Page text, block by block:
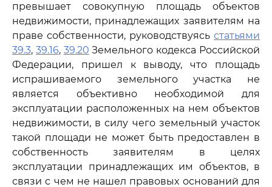
превышает совокупную площадь объектов
недвижимости, принадлежащих заявителям на
праве собственности, руководствуясь статьями
39.3, 39.16, 39.20 Земельного кодекса Российской
Федерации, пришел к выводу, что площадь
испрашиваемого земельного участка не
является объективно необходимой для
эксплуатации расположенных на нем объектов
недвижимости, в силу чего земельный участок
такой площади не может быть предоставлен в
собственность заявителям в целях
эксплуатации принадлежащих им объектов, в
связи с чем не нашел правовых оснований для